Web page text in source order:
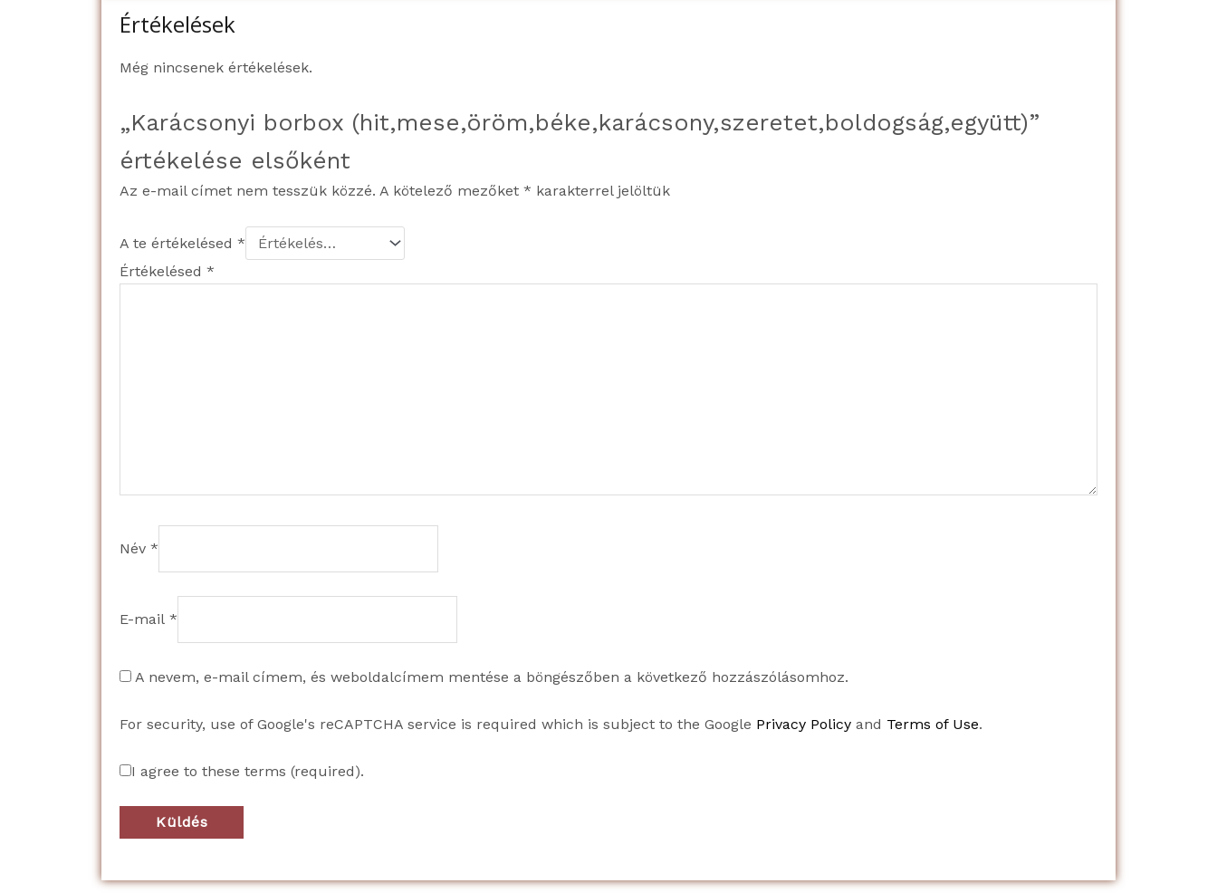
Értékelések
Még nincsenek értékelések.
„Karácsonyi borbox (hit,mese,öröm,béke,karácsony,szeretet,boldogság,együtt)”
értékelése elsőként
Az e-mail címet nem tesszük közzé. A kötelező mezőket * karakterrel jelöltük
A te értékelésed *
Értékelésed *
Név *
E-mail *
A nevem, e-mail címem, és weboldalcímem mentése a böngészőben a következő hozzászólásomhoz.
For security, use of Google's reCAPTCHA service is required which is subject to the Google Privacy Policy and Terms of Use.
I agree to these terms (required).